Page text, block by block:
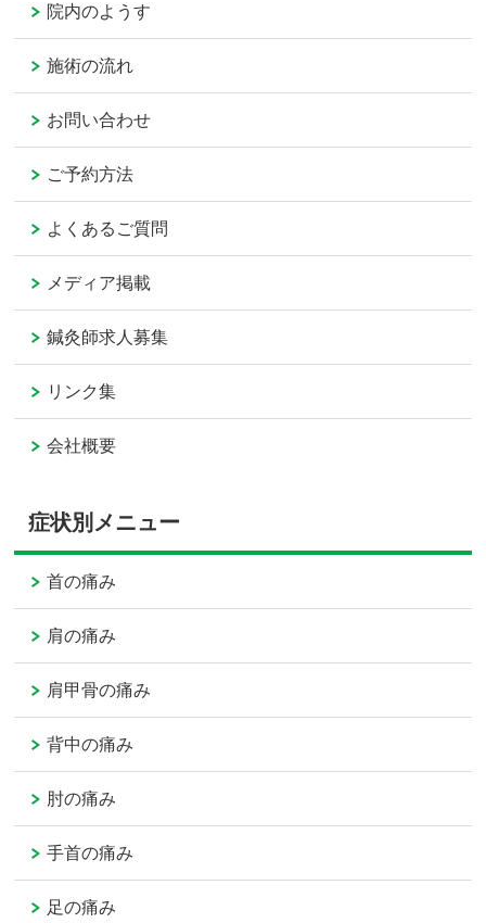
院内のようす
施術の流れ
お問い合わせ
ご予約方法
よくあるご質問
メディア掲載
鍼灸師求人募集
リンク集
会社概要
症状別メニュー
首の痛み
肩の痛み
肩甲骨の痛み
背中の痛み
肘の痛み
手首の痛み
足の痛み